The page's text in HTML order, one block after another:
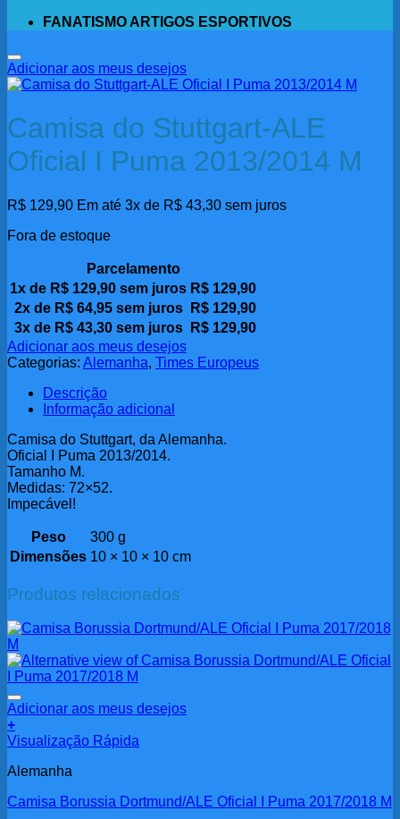
FANATISMO ARTIGOS ESPORTIVOS
Adicionar aos meus desejos
Camisa do Stuttgart-ALE
Oficial I Puma 2013/2014 M
R$ 129,90 Em até 3x de R$ 43,30 sem juros
Fora de estoque
Parcelamento
1x de R$ 129,90 sem juros R$ 129,90
2x de R$64,95sem juros R$ 129,90
3x de R$43,30sem juros R$ 129,90
Adicionar aos meus desejos
Categorias: Alemanha, Times Europeus
Descrição
Informação adicional
Camisa do Stuttgart, da Alemanha.
Oficial I Puma 2013/2014.
Tamanho M.
Medidas: 72×52.
Impecável!
Peso
300 g
Dimensões 10 × 10 × 10 cm
Produtos relacionados
Adicionar aos meus desejos
+
Visualização Rápida
Alemanha
Camisa Borussia Dortmund/ALE Oficial I Puma 2017/2018 M